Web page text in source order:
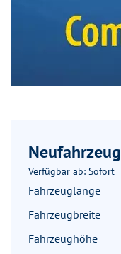
Neufahrzeug
Verfügbar ab: Sofort
Fahrzeuglänge
Fahrzeugbreite
Fahrzeughöhe